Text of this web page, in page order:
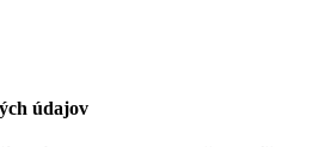
údajov